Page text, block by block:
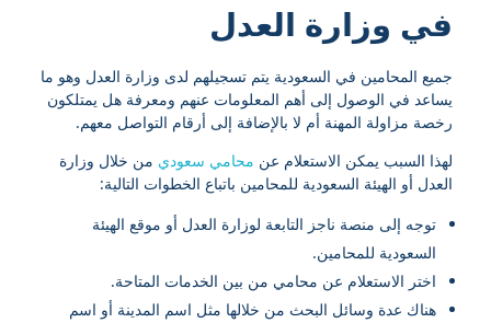
في وزارة العدل
جميع المحامين في السعودية يتم تسجيلهم لدى وزارة العدل وهو ما
يساعد في الوصول إلى أهم المعلومات عنهم ومعرفة هل يمتلكون
رخصة مزاولة المهنة أم لا بالإضافة إلى أرقام التواصل معهم.
لهذا السبب يمكن الاستعلام عن محامي سعودي من خلال وزارة
العدل أو الهيئة السعودية للمحامين باتباع الخطوات التالية:
توجه إلى منصة ناجز التابعة لوزارة العدل أو موقع الهيئة
السعودية للمحامين.
اختر الاستعلام عن محامي من بين الخدمات المتاحة.
هناك عدة وسائل البحث من خلالها مثل اسم المدينة أو اسم